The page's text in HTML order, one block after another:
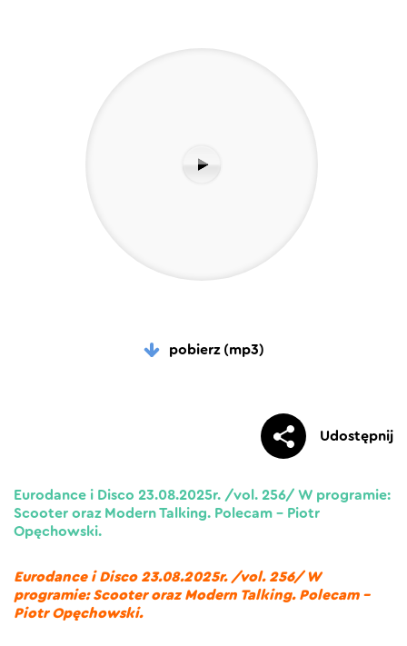
pobierz (mp3)
Udostępnij
Eurodance i Disco 23.08.2025r. /vol. 256/ W programie:
Scooter oraz Modern Talking. Polecam – Piotr
Opęchowski.
Eurodance i Disco 23.08.2025r. /vol. 256/ W
programie: Scooter oraz Modern Talking. Polecam –
Piotr Opęchowski.